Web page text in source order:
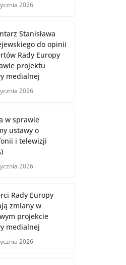
2026
Stanisława
do opinii
Rady Europy
projektu
medialnej
2026
w sprawie
ustawy o
i telewizji
2026
Rady Europy
zmiany w
projekcie
medialnej
2026